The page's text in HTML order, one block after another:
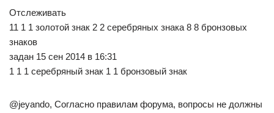
Отслеживать
11 1 1 золотой знак 2 2 серебряных знака 8 8 бронзовых
знаков
задан 15 сен 2014 в 16:31
1 1 1 серебряный знак 1 1 бронзовый знак
@jeyando, Согласно правилам форума, вопросы не должны